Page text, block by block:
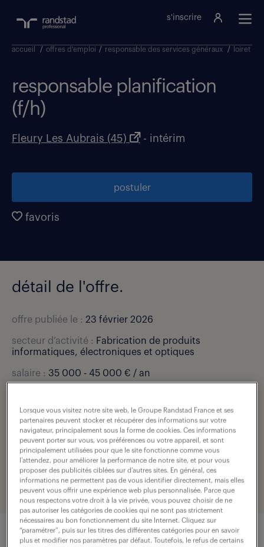
s'inscrire
accueil / offres d'emploi / responsable des services généraux / loiret
responsable planification
(f/h)
Fleury Les Aubrais (45) - intérim
postuler
favoris
détail de l'offre.
offre publiée le : 23 février 2026
secteur d’activité : Fabrication de produits
informatiques, électroniques et optiques
salaire : 35 000 - 45 000 € / an
type de contrat : intérim
durée :7 mois
expérience :4 année(s)
référence de l'offre :307-U26-0001828_01C
Lorsque vous visitez notre site web, le Groupe Randstad France et ses
partenaires peuvent stocker et récupérer des informations sur votre
navigateur, principalement sous la forme de cookies. Ces informations
peuvent porter sur vous, vos préférences ou votre appareil, et sont
principalement utilisées pour que le site fonctionne comme vous
l’attendez, pour améliorer la performance de notre site, et pour vous
proposer des publicités ciblées sur d’autres sites. En général, ces
informations ne permettent pas de vous identifier directement, mais elles
peuvent vous offrir une expérience web plus personnalisée. Parce que
nous respectons votre droit à la vie privée, vous pouvez choisir de ne
pas autoriser les catégories de cookies qui ne sont pas strictement
nécessaires au bon fonctionnement du site Internet. Cliquez sur
“paramétrer”, puis sur les titres des différentes catégories pour en savoir
plus et modifier nos paramètres par défaut. Toutefois, le refus de certains